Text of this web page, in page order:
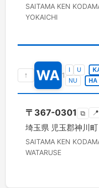
SAITAMA KEN
YOKAICHI
↑ WA 1
U
NU
HA
〒 367-0301 ⧉ 📍
埼玉県 児玉郡神川町
SAITAMA KEN
WATARUSE